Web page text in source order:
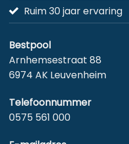
Ruim 30 jaar ervaring
Bestpool
Arnhemsestraat 88
6974 AK Leuvenheim
Telefoonnummer
0575 561 000